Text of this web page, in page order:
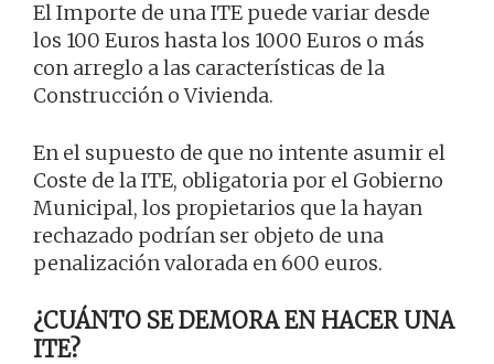
El Importe de una ITE puede variar desde
los 100 Euros hasta los 1000 Euros o más
con arreglo a las características de la
Construcción o Vivienda.
En el supuesto de que no intente asumir el
Coste de la ITE, obligatoria por el Gobierno
Municipal, los propietarios que la hayan
rechazado podrían ser objeto de una
penalización valorada en 600 euros.
¿CUÁNTO SE DEMORA EN HACER UNA
ITE?